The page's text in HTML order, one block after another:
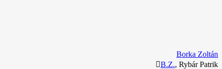
Borka Zoltán
B.Z., Rybár Patrik